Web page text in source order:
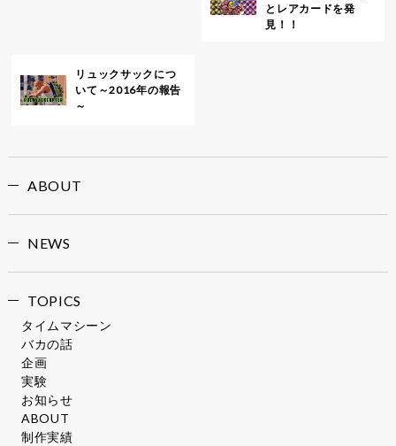
とレアカードを発
見！！
リュックサックにつ
いて～2016年の報告
～
ABOUT
NEWS
TOPICS
タイムマシーン
バカの話
企画
実験
お知らせ
ABOUT
制作実績